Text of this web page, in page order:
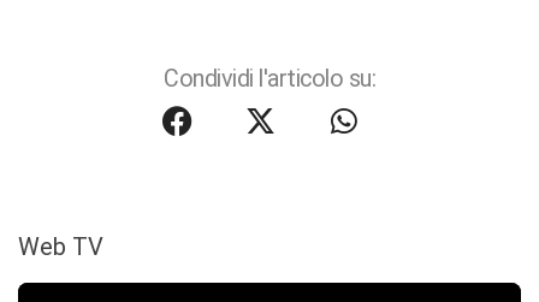
Condividi l'articolo su:
Web TV